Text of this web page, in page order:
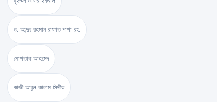
ড. আব্দুর রহমান রাফাত পাশা রহ.
মোশতাক আহমেদ
কাজী আবুল কালাম সিদ্দীক